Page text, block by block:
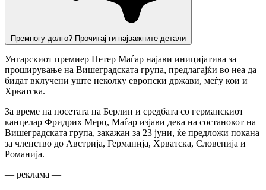
Премногу долго? Прочитај ги најважните детали
Унгарскиот премиер Петер Маѓар најави иницијатива за
проширување на Вишеградската група, предлагајќи во неа да
бидат вклучени уште неколку европски држави, меѓу кои и
Хрватска.
За време на посетата на Берлин и средбата со германскиот
канцелар Фридрих Мерц, Маѓар изјави дека на состанокот на
Вишеградската група, закажан за 23 јуни, ќе предложи покана
за членство до Австрија, Германија, Хрватска, Словенија и
Романија.
— реклама —